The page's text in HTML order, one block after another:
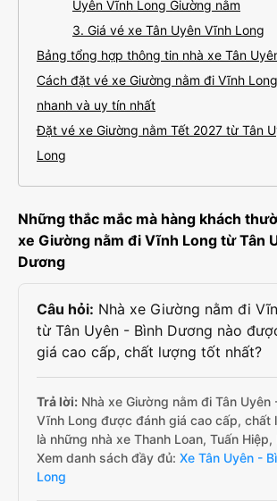
Uyên Vĩnh Long Giường nằm
3. Giá vé xe Tân Uyên Vĩnh Long
Bảng tổng hợp thông tin nhà xe Tân
Cách đặt vé xe Giường nằm đi Vĩnh
nhanh và uy tín nhất
Đặt vé xe Giường nằm Tết 2027 từ Tân
Long
Những thắc mắc mà hàng khách
xe Giường nằm đi Vĩnh Long từ Tân
Dương
Câu hỏi: Nhà xe Giường nằm đi
từ Tân Uyên - Bình Dương nào
giá cao cấp, chất lượng tốt nhất?
Trả lời: Nhà xe Giường nằm đi Tân Uyên
Vĩnh Long được đánh giá cao cấp, chất
là những nhà xe Thanh Loan, Tuấn Hiệp,
Xem danh sách đầy đủ: Xe Tân Uyên -
Long